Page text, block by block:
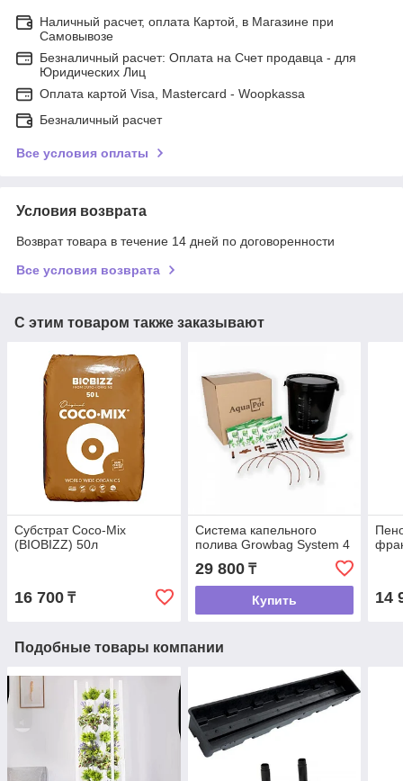
Наличный расчет, оплата Картой, в Магазине при
Самовывозе
Безналичный расчет: Оплата на Счет продавца - для
Юридических Лиц
Оплата картой Visa, Mastercard - Woopkassa
Безналичный расчет
Все условия оплаты
Условия возврата
Возврат товара в течение 14 дней по договоренности
Все условия возврата
С этим товаром также заказывают
Субстрат Coco-Mix
(BIOBIZZ) 50л
16 700 ₸
Система капельного
полива Growbag System 4
29 800₸
Купить 14
Подобные товары компании